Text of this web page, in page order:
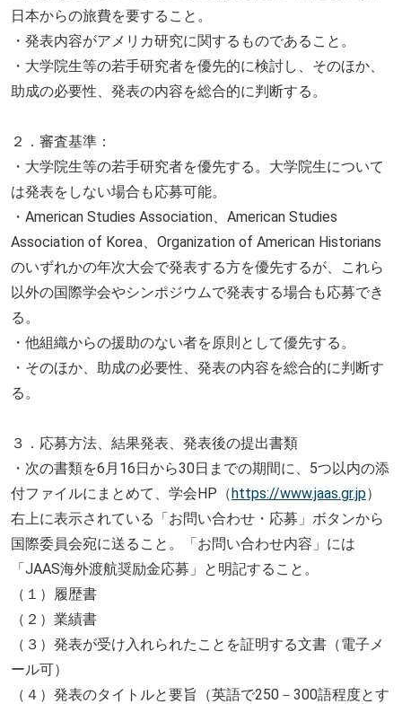
日本からの旅費を要すること。
・発表内容がアメリカ研究に関するものであること。
・大学院生等の若手研究者を優先的に検討し、そのほか、
助成の必要性、発表の内容を総合的に判断する。
２．審査基準：
・大学院生等の若手研究者を優先する。大学院生について
は発表をしない場合も応募可能。
・American Studies Association、American Studies
Association of Korea、Organization of American Historians
のいずれかの年次大会で発表する方を優先するが、これら
以外の国際学会やシンポジウムで発表する場合も応募でき
る。
・他組織からの援助のない者を原則として優先する。
・そのほか、助成の必要性、発表の内容を総合的に判断す
る。
３．応募方法、結果発表、発表後の提出書類
・次の書類を6月16日から30日までの期間に、5つ以内の添
付ファイルにまとめて、学会HP（https://www.jaas.gr.jp）
右上に表示されている「お問い合わせ・応募」ボタンから
国際委員会宛に送ること。「お問い合わせ内容」には
「JAAS海外渡航奨励金応募」と明記すること。
（１）履歴書
（２）業績書
（３）発表が受け入れられたことを証明する文書（電子メ
ール可）
（４）発表のタイトルと要旨（英語で250－300語程度とす